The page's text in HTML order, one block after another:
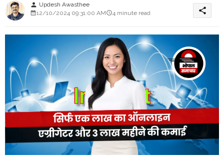
person Updesh Awasthee
12/10/2024 09:31:00 AM
4 minute read share